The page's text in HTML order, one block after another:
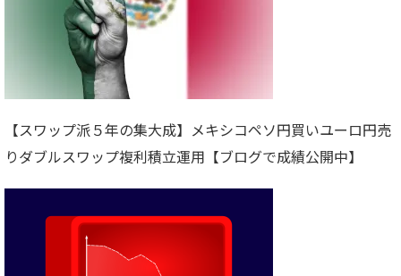
【スワップ派５年の集大成】メキシコペソ円買いユーロ円売
りダブルスワップ複利積立運用【ブログで成績公開中】